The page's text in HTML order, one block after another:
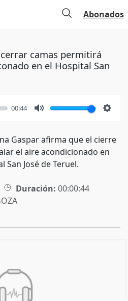
Abonados
camas permitirá
en el Hospital San
00:44
Gaspar afirma que el cierre
el aire acondicionado en
José de Teruel.
Duración: 00:00:44